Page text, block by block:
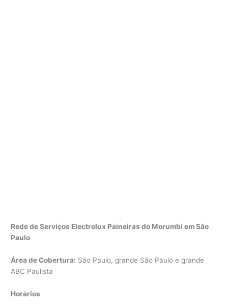
Rede de Serviços Electrolux Paineiras do Morumbi em São
Paulo
Área de Cobertura: São Paulo, grande São Paulo e grande
ABC Paulista
Horários